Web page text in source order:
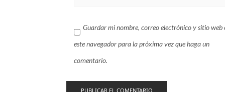
Guardar mi nombre, correo electrónico y sitio web
este navegador para la próxima vez que haga un
comentario.